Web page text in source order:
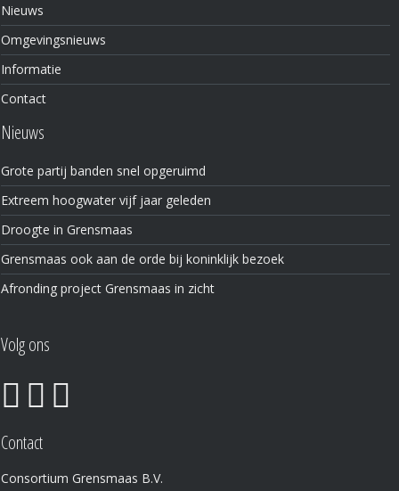
Nieuws
Omgevingsnieuws
Informatie
Contact
Nieuws
Grote partij banden snel opgeruimd
Extreem hoogwater vijf jaar geleden
Droogte in Grensmaas
Grensmaas ook aan de orde bij koninklijk bezoek
Afronding project Grensmaas in zicht
Volg ons
Contact
Consortium Grensmaas B.V.